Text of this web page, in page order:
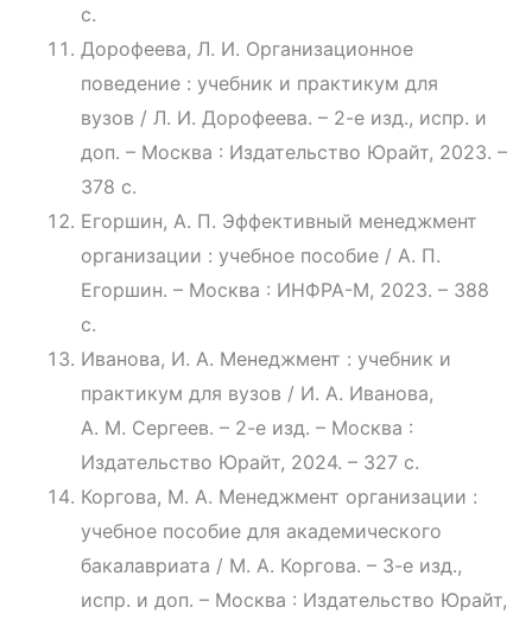
с.
Дорофеева, Л. И. Организационное
поведение : учебник и практикум для
вузов / Л. И. Дорофеева. – 2-е изд., испр. и
доп. – Москва : Издательство Юрайт, 2023. –
378 с.
Егоршин, А. П. Эффективный менеджмент
организации : учебное пособие / А. П.
Егоршин. – Москва : ИНФРА-М, 2023. – 388
с.
Иванова, И. А. Менеджмент : учебник и
практикум для вузов / И. А. Иванова,
А. М. Сергеев. – 2-е изд. – Москва :
Издательство Юрайт, 2024. – 327 с.
Коргова, М. А. Менеджмент организации :
учебное пособие для академического
бакалавриата / М. А. Коргова. – 3-е изд.,
испр. и доп. – Москва : Издательство Юрайт,